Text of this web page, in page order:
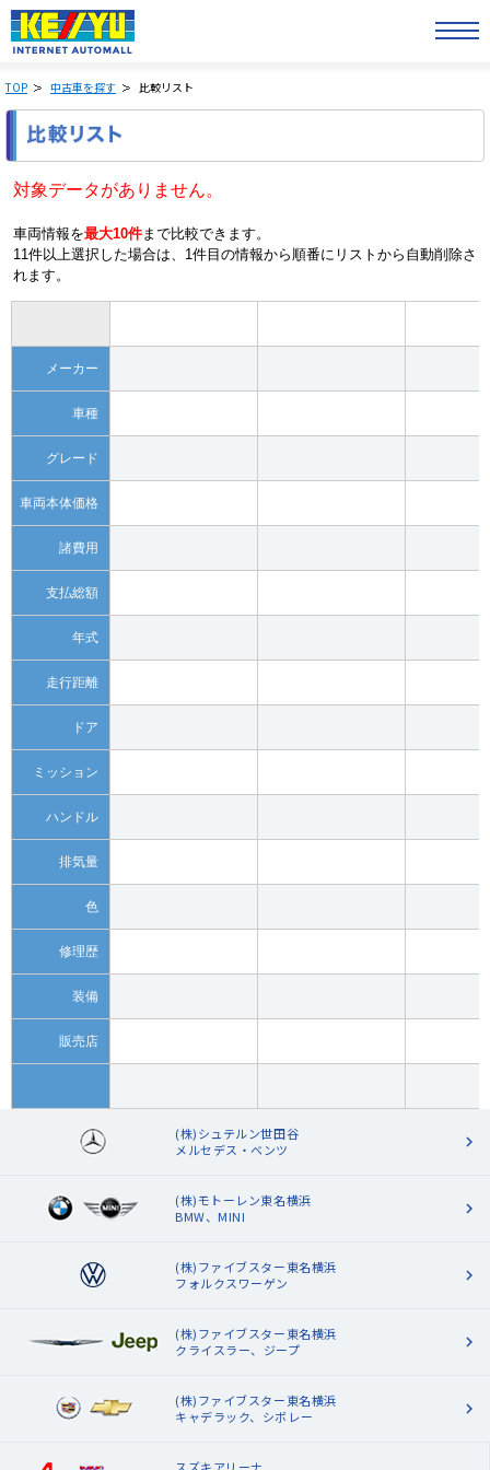
TOP 中古車を探す 比較リスト
対象データがありません。
車両情報を最大10件まで比較できます。
11件以上選択した場合は、1件目の情報から順番にリストから自動削除さ
れます。
メーカー
車種
グレード
車両本体価格
諸費用
支払総額
年式
走行距離
ドア
ミッション
ハンドル
排気量
色
修理歴
装備
販売店
(株)シュテルン世田谷
メルセデス・ベンツ
(株)モトーレン東名横浜
BMW、MINI
(株)ファイブスター東名横浜
フォルクスワーゲン
(株)ファイブスター東名横浜
クライスラー、ジープ
(株)ファイブスター東名横浜
キャデラック、シボレー